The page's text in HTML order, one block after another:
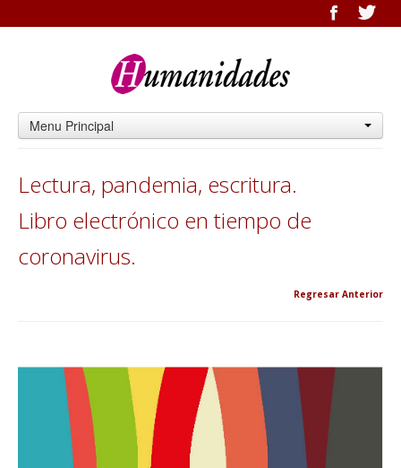
Menu Principal
Lectura, pandemia, escritura.
Libro electrónico en tiempo de
coronavirus.
Regresar Anterior